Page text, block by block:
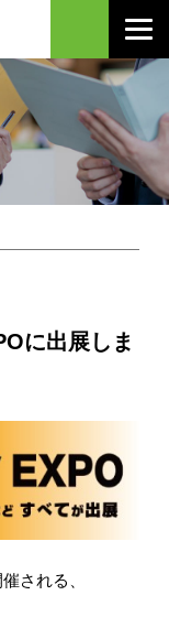
に出展しま
される、